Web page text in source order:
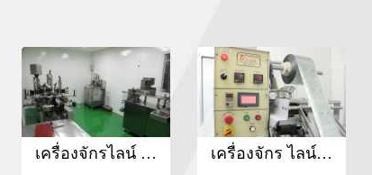
เครื่องจักรไลน์ การผลิต เทปเลต เครื่องจักร ไลน์การผลิต